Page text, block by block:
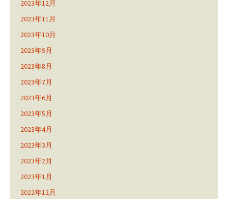
2023年12月
2023年11月
2023年10月
2023年9月
2023年8月
2023年7月
2023年6月
2023年5月
2023年4月
2023年3月
2023年2月
2023年1月
2022年12月